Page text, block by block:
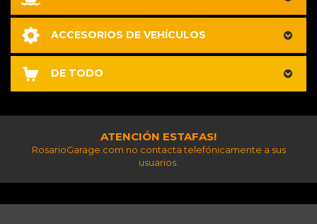
ACCESORIOS DE VEHÍCULOS
DE TODO
ATENCIÓN ESTAFAS!
RosarioGarage.com no contacta telefónicamente a sus
usuarios.